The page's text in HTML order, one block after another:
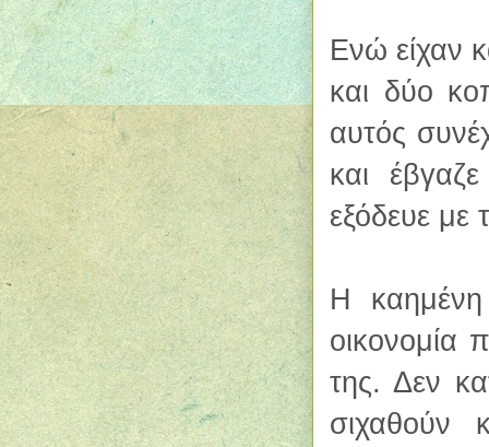
Ενώ είχαν
και δύο
αυτός
και
εξόδευε
Η
οικονομία
της. Δεν
σιχαθούν